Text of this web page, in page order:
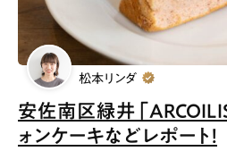
安佐南区緑井「
ォンケーキなどレポート！
松本リンダ